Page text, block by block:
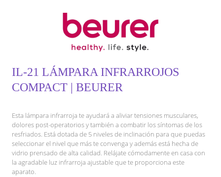
IL-21 LÁMPARA INFRARROJOS
COMPACT | BEURER
Esta lámpara infrarroja te ayudará a aliviar tensiones musculares,
dolores post-operatorios y también a combatir los síntomas de los
resfriados. Está dotada de 5 niveles de inclinación para que puedas
seleccionar el nivel que más te convenga y además está hecha de
vidrio prensado de alta calidad. Relájate cómodamente en casa con
la agradable luz infrarroja ajustable que te proporciona este
aparato.